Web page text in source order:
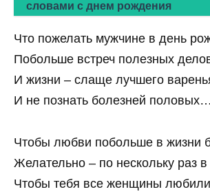
словами с днем рождения
Что пожелать мужчине в день
Побольше встреч полезных
И жизни – слаще лучшего
И не познать болезней половых…
Чтобы любви побольше в жизни
Желательно – по нескольку раз
Чтобы тебя все женщины любили